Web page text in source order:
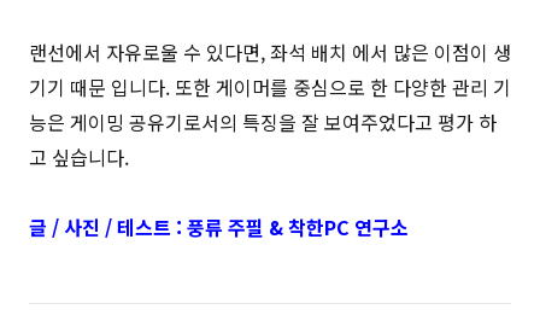
랜선에서 자유로울 수 있다면, 좌석 배치 에서 많은 이점이 생
기기 때문 입니다. 또한 게이머를 중심으로 한 다양한 관리 기
능은 게이밍 공유기로서의 특징을 잘 보여주었다고 평가 하
고 싶습니다.
글 / 사진 / 테스트 : 풍류 주필 & 착한PC 연구소